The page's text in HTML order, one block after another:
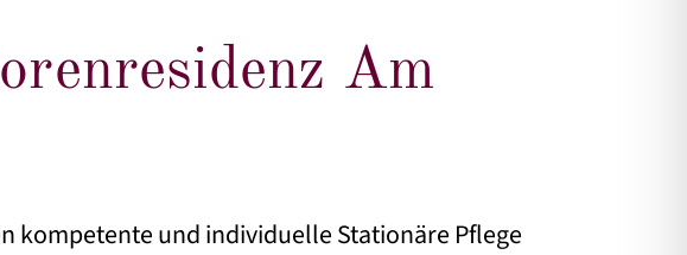
Am
kompetente und individuelle Stationäre Pflege